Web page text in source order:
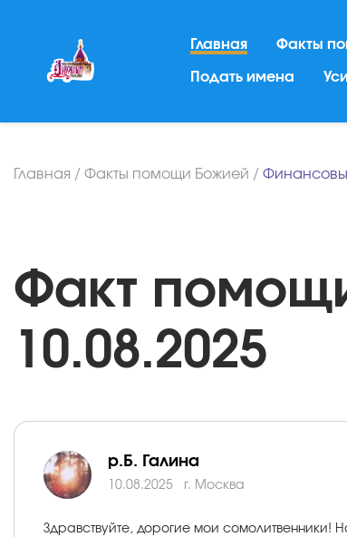
Главная Факты
Подать имена
Главная / Факты помощи Божией /
Факт
10.08.2025
р.Б. Галина
10.08.2025 г. Москва
Здравствуйте, дорогие мои сомолитвенники!